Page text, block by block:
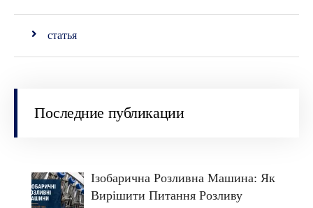
статья
Последние публикации
Ізобарична Розливна Машина: Як
Вирішити Питання Розливу